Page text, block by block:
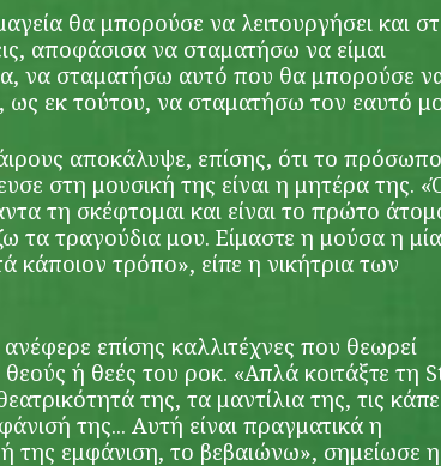
θα μπορούσε να λειτουργήσει και
αποφάσισα να σταματήσω να είμαι
να σταματήσω αυτό που θα μπορούσε
ως εκ τούτου, να σταματήσω τον εαυτό
αποκάλυψε, επίσης, ότι το
στη μουσική της είναι η μητέρα της.
τη σκέφτομαι και είναι το πρώτο
τα τραγούδια μου. Είμαστε η μούσα η
κάποιον τρόπο», είπε η νικήτρια των
επίσης καλλιτέχνες που θεωρεί
θεούς ή θεές του ροκ. «Απλά κοιτάξτε τη
της, τα μαντίλια της, τις
της... Αυτή είναι πραγματικά η
της εμφάνιση, το βεβαιώνω», σημείωσε η